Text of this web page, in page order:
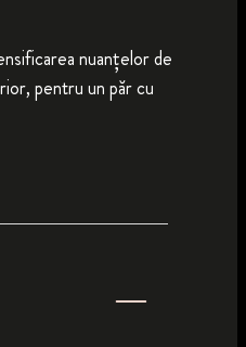
nuanțelor de
pentru un păr cu